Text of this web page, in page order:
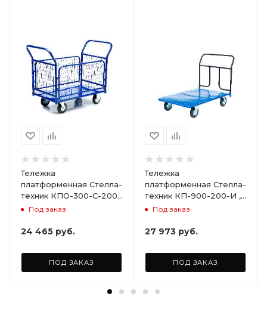
Тележка
платформенная Стелла-
техник КПО-300-С-200-
И , с бортами,
Под заказ
24 465 руб.
ПОД ЗАКАЗ
Тележка
платформенная Стелла-
техник КП-900-200-И ,
800х1500мм
Под заказ
27 973 руб.
ПОД ЗАКАЗ